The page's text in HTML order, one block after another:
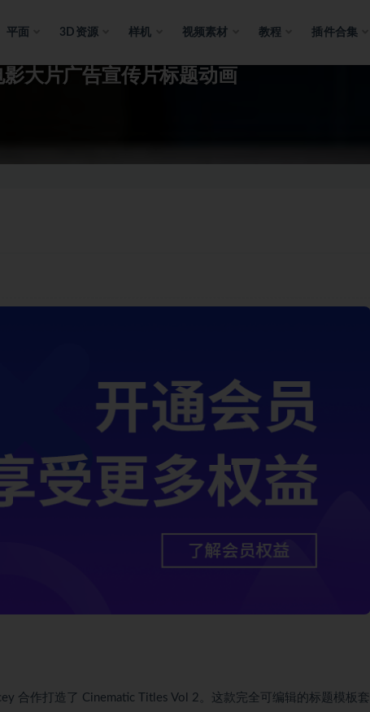
平面 3D资源 样机 视频素材 教程 插件合集
大片广告宣传片标题动画
合作打造了 Cinematic Titles Vol 2。这款完全可编辑的标题模板套